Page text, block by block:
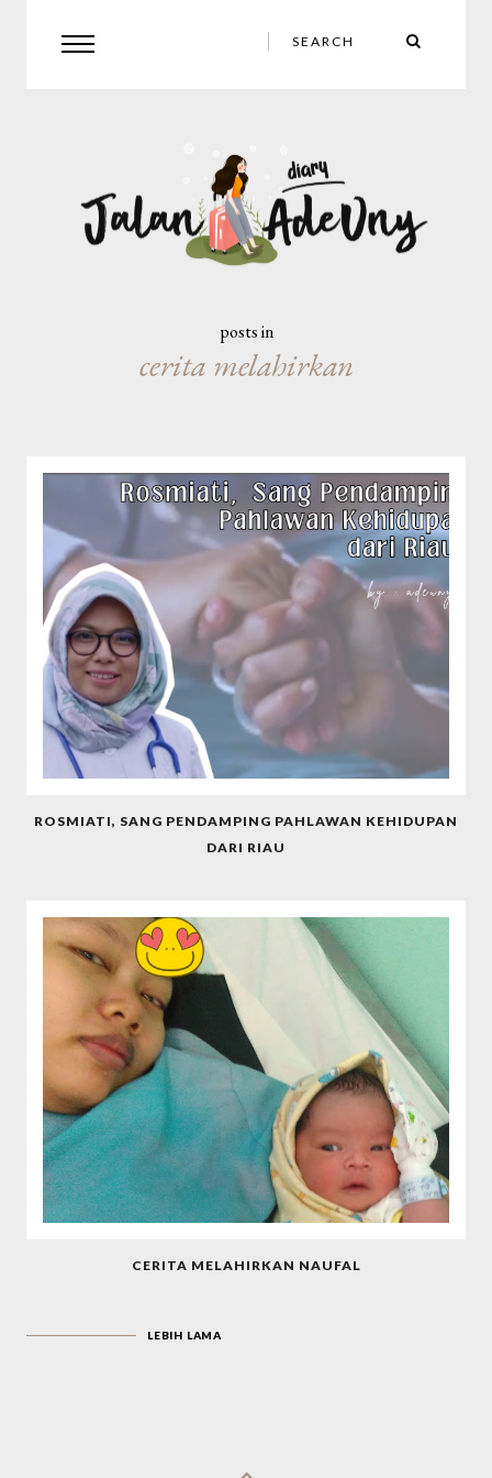
posts in
cerita melahirkan
ROSMIATI, SANG PENDAMPING PAHLAWAN KEHIDUPAN
DARI RIAU
CERITA MELAHIRKAN NAUFAL
LEBIH LAMA